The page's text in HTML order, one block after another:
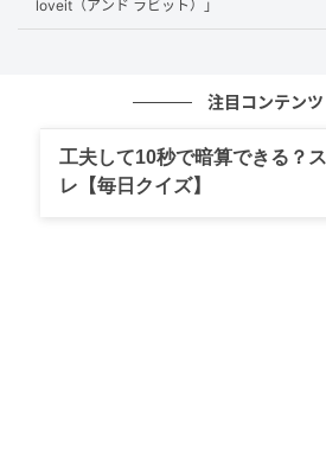
loveit（アンド ラビット）」
注目コンテンツ
工夫して10秒で暗算できる？
レ【毎日クイズ】